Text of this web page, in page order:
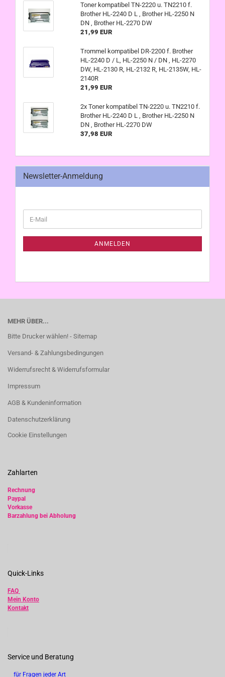
Toner kompatibel TN-2220 u. TN2210 f.
Brother HL-2240 D L , Brother HL-2250 N
DN , Brother HL-2270 DW
21,99 EUR
Trommel kompatibel DR-2200 f. Brother
HL-2240 D / L, HL-2250 N / DN , HL-2270
DW, HL-2130 R, HL-2132 R, HL-2135W, HL-
2140R
21,99 EUR
2x Toner kompatibel TN-2220 u. TN2210 f.
Brother HL-2240 D L , Brother HL-2250 N
DN , Brother HL-2270 DW
37,98 EUR
Newsletter-Anmeldung
ZUR
E-
Mail
ANMELDEN
MEHR ÜBER...
Bitte Drucker wählen! - Sitemap
Versand- & Zahlungsbedingungen
Widerrufsrecht & Widerrufsformular
Impressum
AGB & Kundeninformation
Datenschutzerklärung
Cookie Einstellungen
Zahlarten
Rechnung
Paypal
Vorkasse
Barzahlung bei Abholung
Quick-Links
FAQ
Mein Konto
Kontakt
Service und Beratung
für Fragen jeder Art